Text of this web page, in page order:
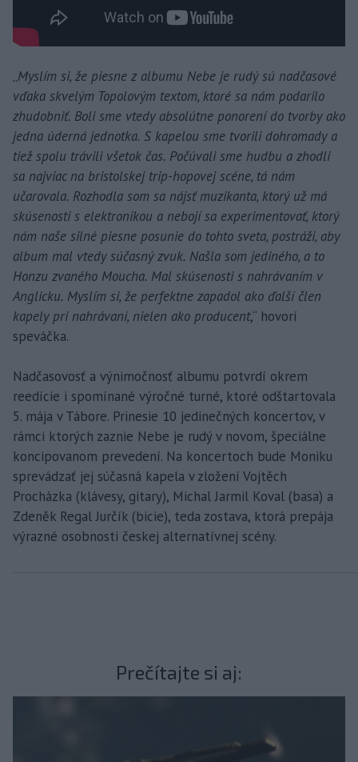
„Myslím si, že piesne z albumu Nebe je rudý sú nadčasové
vďaka skvelým Topolovým textom, ktoré sa nám podarilo
zhudobniť. Boli sme vtedy absolútne ponorení do tvorby ako
jedna úderná jednotka. S kapelou sme tvorili dohromady a
tiež spolu trávili všetok čas. Počúvali sme hudbu a zhodli
sa najviac na bristolskej trip-hopovej scéne, tá nám
učarovala. Rozhodla som sa nájsť muzikanta, ktorý už má
skúsenosti s elektronikou a nebojí sa experimentovať, ktorý
nám naše silné piesne posunie do tohto sveta, postráži, aby
album mal vtedy súčasný zvuk. Našla som jediného, a to
Honzu zvaného Moucha. Mal skúsenosti s nahrávaním v
Anglicku. Myslím si, že perfektne zapadol ako ďalší člen
kapely pri nahrávaní, nielen ako producent,“ hovorí
speváčka.
Nadčasovosť a výnimočnosť albumu potvrdí okrem
reedície i spomínané výročné turné, ktoré odštartovala
5. mája v Tábore. Prinesie 10 jedinečných koncertov, v
rámci ktorých zaznie Nebe je rudý v novom, špeciálne
koncipovanom prevedení. Na koncertoch bude Moniku
sprevádzať jej súčasná kapela v zložení Vojtěch
Procházka (klávesy, gitary), Michal Jarmil Koval (basa) a
Zdeněk Regal Jurčík (bicie), teda zostava, ktorá prepája
výrazné osobnosti českej alternatívnej scény.
Prečítajte si aj: